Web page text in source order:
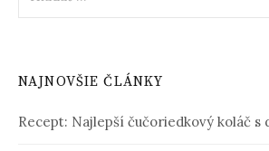
NAJNOVŠIE ČLÁNKY
Recept: Najlepší čučoriedkový koláč s